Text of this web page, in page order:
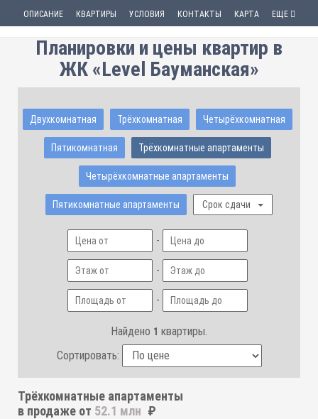
ОПИСАНИЕ КВАРТИРЫ УСЛОВИЯ КОНТАКТЫ КАРТА ЕЩЕ
Планировки и цены квартир в
ЖК «Level Бауманская»
Двухкомнатная Трёхкомнатная Четырёхкомнатная
Пятикомнатная Трёхкомнатные апартаменты
Четырёхкомнатные апартаменты
Пятикомнатные апартаменты Срок сдачи
-
-
-
Найдено 1 квартиры.
Сортировать:
Трёхкомнатные апартаменты
в продаже от 52.1 млн ₽